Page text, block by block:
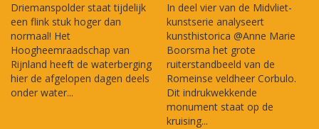
Driemanspolder staat tijdelijk
een flink stuk hoger dan
normaal! Het
Hoogheemraadschap van
Rijnland heeft de waterberging
hier de afgelopen dagen deels
onder water...
In deel vier van de Midvliet-
kunstserie analyseert
kunsthistorica @Anne Marie
Boorsma het grote
ruiterstandbeeld van de
Romeinse veldheer Corbulo.
Dit indrukwekkende
monument staat op de
kruising...